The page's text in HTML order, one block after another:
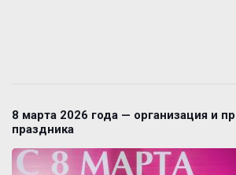
8 марта 2026 года — организация и
праздника